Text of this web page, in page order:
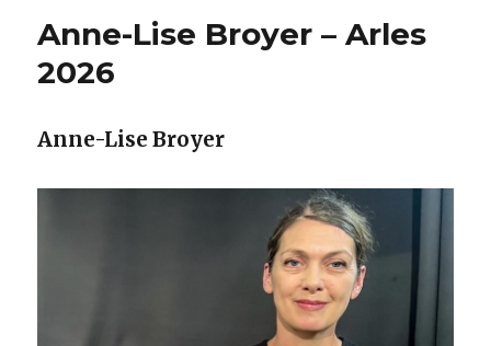
Anne-Lise Broyer – Arles
2026
Anne-Lise Broyer